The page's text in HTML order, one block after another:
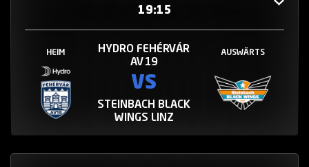
19:15
HEIM
HYDRO FEHÉRVÁR
AV19
VS
STEINBACH BLACK
WINGS LINZ
AUSWÄRTS